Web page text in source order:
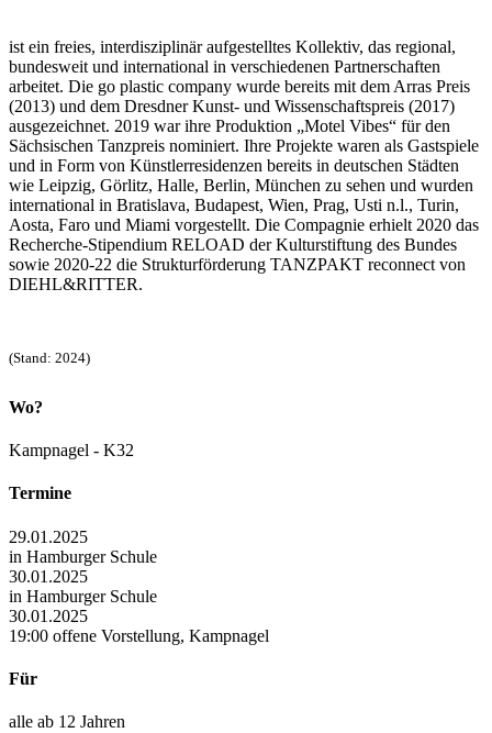
ist ein freies, interdisziplinär aufgestelltes Kollektiv, das regional,
bundesweit und international in verschiedenen Partnerschaften
arbeitet. Die go plastic company wurde bereits mit dem Arras Preis
(2013) und dem Dresdner Kunst- und Wissenschaftspreis (2017)
ausgezeichnet. 2019 war ihre Produktion „Motel Vibes“ für den
Sächsischen Tanzpreis nominiert. Ihre Projekte waren als Gastspiele
und in Form von Künstlerresidenzen bereits in deutschen Städten
wie Leipzig, Görlitz, Halle, Berlin, München zu sehen und wurden
international in Bratislava, Budapest, Wien, Prag, Usti n.l., Turin,
Aosta, Faro und Miami vorgestellt. Die Compagnie erhielt 2020 das
Recherche-Stipendium RELOAD der Kulturstiftung des Bundes
sowie 2020-22 die Strukturförderung TANZPAKT reconnect von
DIEHL&RITTER.
(Stand: 2024)
Wo?
Kampnagel - K32
Termine
29.01.2025
in Hamburger Schule
30.01.2025
in Hamburger Schule
30.01.2025
19:00 offene Vorstellung, Kampnagel
Für
alle ab 12 Jahren